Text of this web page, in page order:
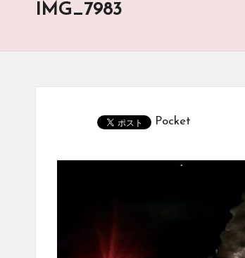
IMG_7983
Pocket